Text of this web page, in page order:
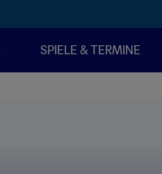
SPIELE & TERMINE